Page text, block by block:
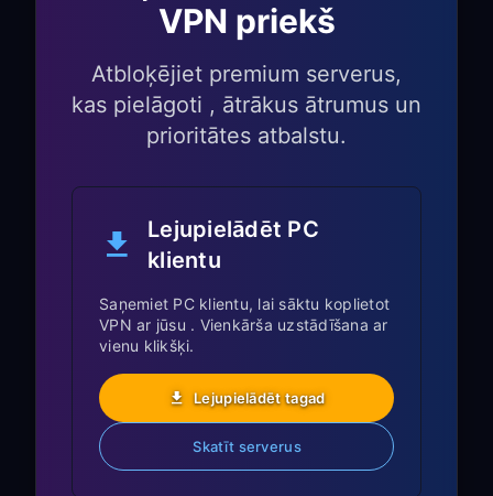
koplietošanu savā datorā
AtverietFreeGuard VPN
Windows PC vai Mac
Dodieties uzSettingsun iespējojiet
TUN Mode
IespējojietAllow LAN Access
PierakstietIP address unport number
(piemēram, 192.168.1.5:7890
2. solis: konfigurējiet Sony
Android TV Proxy
iestatījumus
NospiedietSettingspogu uz Sony TV
pults
VPN priekš
Atbloķējiet premium serverus,
kas pielāgoti , ātrākus ātrumus un
prioritātes atbalstu.
Lejupielādēt PC
klientu
Saņemiet PC klientu, lai sāktu koplietot
VPN ar jūsu . Vienkārša uzstādīšana ar
vienu klikšķi.
Lejupielādēt tagad
Skatīt serverus